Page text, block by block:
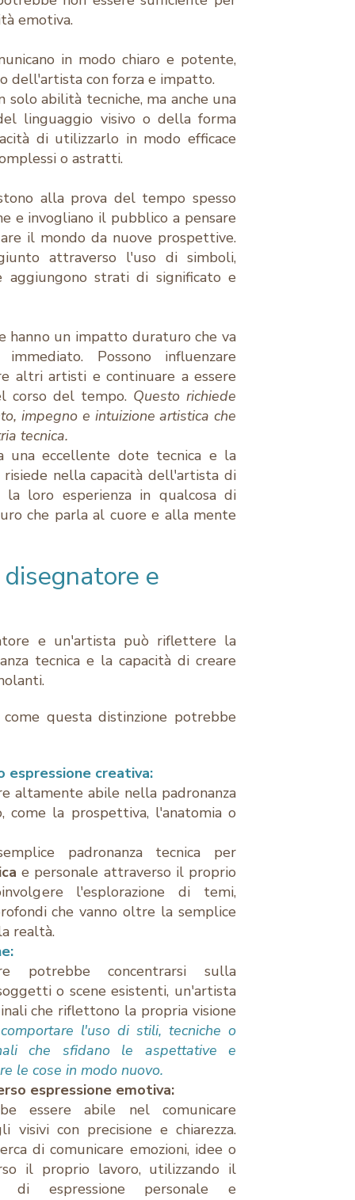
emotiva.
in modo chiaro e potente,
dell'artista con forza e impatto.
solo abilità tecniche, ma anche una
linguaggio visivo o della forma
di utilizzarlo in modo efficace
o astratti.
alla prova del tempo spesso
e invogliano il pubblico a pensare
il mondo da nuove prospettive.
attraverso l'uso di simboli,
aggiungono strati di significato e
hanno un impatto duraturo che va
Possono influenzare
altri artisti e continuare a essere
corso del tempo. Questo richiede
impegno e intuizione artistica che
tecnica.
una eccellente dote tecnica e la
nella capacità dell'artista di
loro esperienza in qualcosa di
che parla al cuore e alla mente
e
e un'artista può riflettere la
tecnica e la capacità di creare
come questa distinzione potrebbe
espressione creativa:
altamente abile nella padronanza
come la prospettiva, l'anatomia o
padronanza tecnica per
e personale attraverso il proprio
l'esplorazione di temi,
che vanno oltre la semplice
realtà.
potrebbe concentrarsi sulla
o scene esistenti, un'artista
che riflettono la propria visione
l'uso di stili, tecniche o
che sfidano le aspettative e
le cose in modo nuovo.
espressione emotiva:
essere abile nel comunicare
visivi con precisione e chiarezza.
di comunicare emozioni, idee o
il proprio lavoro, utilizzando il
di espressione personale e